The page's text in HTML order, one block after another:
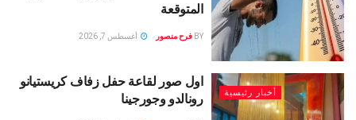
المتوقعة
BY فرح منصور أغسطس 7, 2026
أخبار رئيسية
اول صور لقاعة حفل زفاف كريستيانو
رونالدو وجورجينا